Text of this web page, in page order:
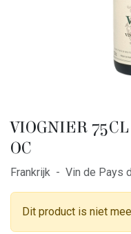
VIOGNIER
OC
Frankrijk - Vin de Pays
Dit product is niet